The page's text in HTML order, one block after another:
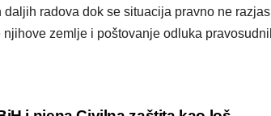
radova dok se situacija pravno ne
njihove zemlje i poštovanje odluka